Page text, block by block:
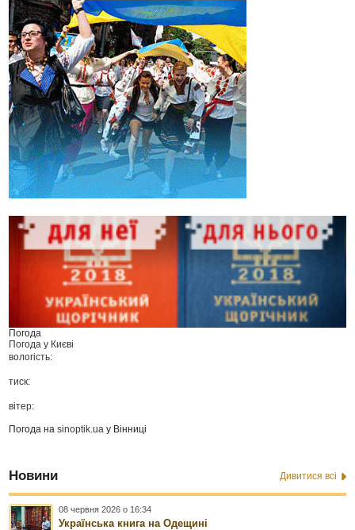
Погода
Погода у Києві
вологість:
тиск:
вітер:
Погода наsinoptik.ua у Вінниці
Новини Дивитися всі
08 червня 2026 о 16:34
Українська книга на Одещині